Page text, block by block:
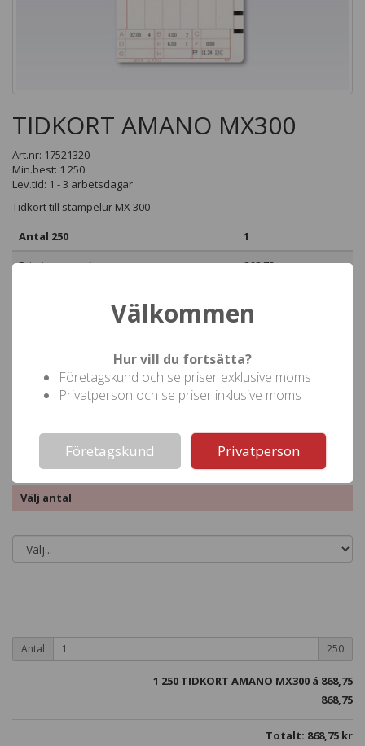
TIDKORT AMANO MX300
Art.nr: 17521320
Min.best: 1 250
Lev.tid: 1 - 3 arbetsdagar
Tidkort till stämpelur MX 300
Antal 250
1
Pris (inkl moms) 868,75
Beställ denna produkt
Välj antal
Antal 250
1 250 TIDKORT AMANO MX300 á 868,75
868,75
Totalt: 868,75 kr
Välkommen
Hur vill du fortsätta?
Företagskund och se priser exklusive moms
Privatperson och se priser inklusive moms
Företagskund Privatperson